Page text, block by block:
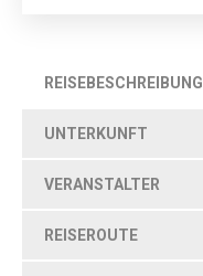
REISEBESCHREIBUNG
UNTERKUNFT
VERANSTALTER
REISEROUTE